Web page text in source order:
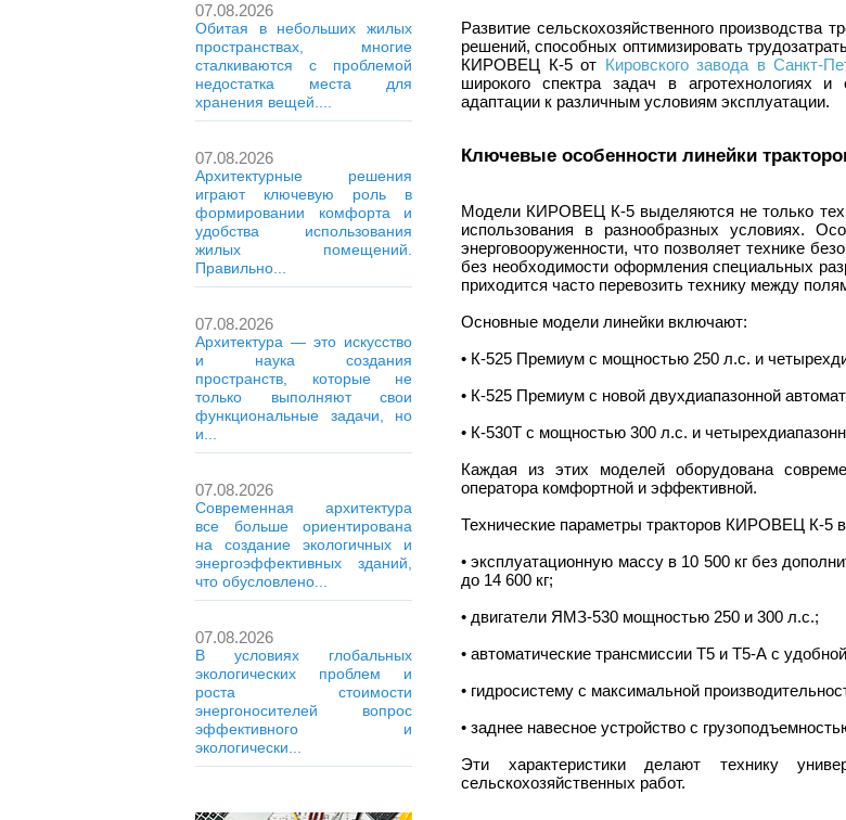
07.08.2026
Обитая в небольших жилых
пространствах, многие
сталкиваются с проблемой
недостатка места для
хранения вещей....
07.08.2026
Архитектурные решения
играют ключевую роль в
формировании комфорта и
удобства использования
жилых помещений.
Правильно...
07.08.2026
Архитектура — это искусство
и наука создания
пространств, которые не
только выполняют свои
функциональные задачи, но
и...
07.08.2026
Современная архитектура
все больше ориентирована
на создание экологичных и
энергоэффективных зданий,
что обусловлено...
07.08.2026
В условиях глобальных
экологических проблем и
роста стоимости
энергоносителей вопрос
эффективного и
экологически...
Развитие сельскохозяйственного производства
решений, способных оптимизировать
КИРОВЕЦ К-5 от Кировского завода в Санкт-
широкого спектра задач в агротехнологиях
адаптации к различным условиям эксплуатации.
Ключевые особенности линейки
Модели КИРОВЕЦ К-5 выделяются не только
использования в разнообразных условиях.
энерговооруженности, что позволяет технике
без необходимости оформления специальных
приходится часто перевозить технику между
Основные модели линейки включают:
• К-525 Премиум с мощностью 250 л.с. и
• К-525 Премиум с новой двухдиапазонной
• К-530Т с мощностью 300 л.с. и
Каждая из этих моделей оборудована
оператора комфортной и эффективной.
Технические параметры тракторов КИРОВЕЦ К-5
• эксплуатационную массу в 10 500 кг без
до 14 600 кг;
• двигатели ЯМЗ-530 мощностью 250 и 300 л.с.;
• автоматические трансмиссии Т5 и Т5-А с
• гидросистему с максимальной
• заднее навесное устройство с
Эти характеристики делают технику
сельскохозяйственных работ.